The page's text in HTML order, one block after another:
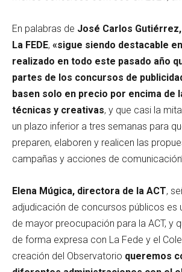
En palabras de José Carlos
La FEDE, «sigue siendo destacable
realizado en todo este pasado año
partes de los concursos de
basen solo en precio por encima de
técnicas y creativas, y que casi la
un plazo inferior a tres semanas para
preparen, elaboren y realicen las
campañas y acciones de
Elena Múgica, directora de la ACT,
adjudicación de concursos públicos es
de mayor preocupación para la ACT, y
de forma expresa con La Fede y el
creación del Observatorio queremos